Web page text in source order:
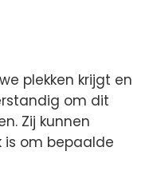
plekken krijgt en
om dit
Zij kunnen
is om bepaalde